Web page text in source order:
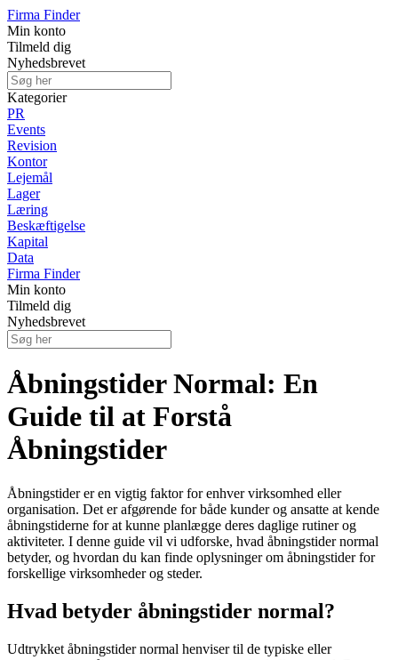
Firma Finder
Min konto
Tilmeld dig
Nyhedsbrevet
Kategorier
PR
Events
Revision
Kontor
Lejemål
Lager
Læring
Beskæftigelse
Kapital
Data
Firma Finder
Min konto
Tilmeld dig
Nyhedsbrevet
Åbningstider Normal: En
Guide til at Forstå
Åbningstider
Åbningstider er en vigtig faktor for enhver virksomhed eller
organisation. Det er afgørende for både kunder og ansatte at kende
åbningstiderne for at kunne planlægge deres daglige rutiner og
aktiviteter. I denne guide vil vi udforske, hvad åbningstider normal
betyder, og hvordan du kan finde oplysninger om åbningstider for
forskellige virksomheder og steder.
Hvad betyder åbningstider normal?
Udtrykket åbningstider normal henviser til de typiske eller